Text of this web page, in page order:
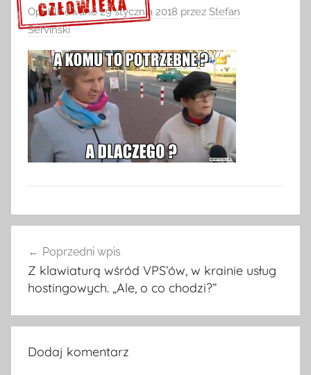
Sprawdź szczegóły >>>
Opublikowano29 stycznia 2018 przez Stefan
Serviński
wpisu
Poprzedni wpis
Z klawiaturą wśród VPS’ów, w krainie usług
hostingowych. „Ale, o co chodzi?”
Dodaj komentarz